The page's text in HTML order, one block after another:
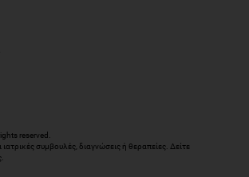
reserved.
συμβουλές, διαγνώσεις ή θεραπείες. Δείτε
.